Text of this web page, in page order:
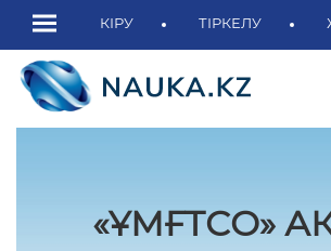
КІРУ ТІРКЕЛУ
«ҰМҒТСО» АҚ